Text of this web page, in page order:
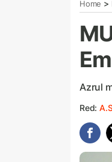
Home >
Azrul
Red: